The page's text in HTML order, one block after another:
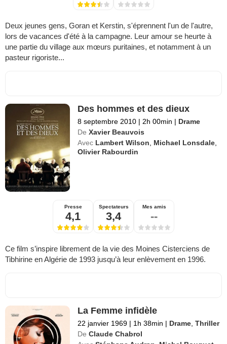
Deux jeunes gens, Goran et Kerstin, s'éprennent l'un de l'autre,
lors de vacances d'été à la campagne. Leur amour se heurte à
une partie du village aux mœurs puritaines, et notamment à un
pasteur rigoriste...
Des hommes et des dieux
8 septembre 2010 | 2h 00min | Drame
De Xavier Beauvois
Avec Lambert Wilson Michael Lonsdale
Olivier Rabourdin
Presse
4,1
Spectateurs
3,4
Mes amis
--
Ce film s’inspire librement de la vie des Moines Cisterciens de
Tibhirine en Algérie de 1993 jusqu’à leur enlèvement en 1996.
La Femme infidèle
22 janvier 1969 | 1h 38min | Drame ,Thriller
De Claude Chabrol